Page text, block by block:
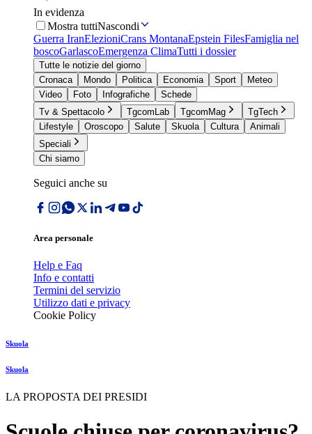
In evidenza
Mostra tuttiNascondi
Guerra IranElezioniCrans MontanaEpstein FilesFamiglia nel
boscoGarlascoEmergenza ClimaTutti i dossier
Tutte le notizie del giorno
Cronaca
Mondo Politica Economia Sport
Meteo
Video
Foto Infografiche
Schede
Tv & Spettacolo
TgcomLab TgcomMag
TgTech
Lifestyle
Oroscopo Salute Skuola Cultura
Animali
Speciali
Chi siamo
Seguici anche su
Area personale
Help e Faq
Info e contatti
Termini del servizio
Utilizzo dati e privacy
Cookie Policy
Skuola
Skuola
LA PROPOSTA DEI PRESIDI